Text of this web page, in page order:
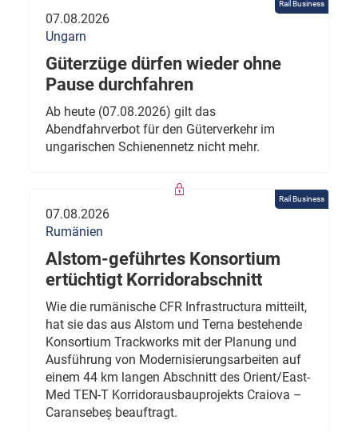
Rail Business
07.08.2026
Ungarn
Güterzüge dürfen wieder ohne
Pause durchfahren
Ab heute (07.08.2026) gilt das
Abendfahrverbot für den Güterverkehr im
ungarischen Schienennetz nicht mehr.
Rail Business
07.08.2026
Rumänien
Alstom-geführtes Konsortium
ertüchtigt Korridorabschnitt
Wie die rumänische CFR Infrastructura mitteilt,
hat sie das aus Alstom und Terna bestehende
Konsortium Trackworks mit der Planung und
Ausführung von Modernisierungsarbeiten auf
einem 44 km langen Abschnitt des Orient/East-
Med TEN-T Korridorausbauprojekts Craiova –
Caransebeș beauftragt.